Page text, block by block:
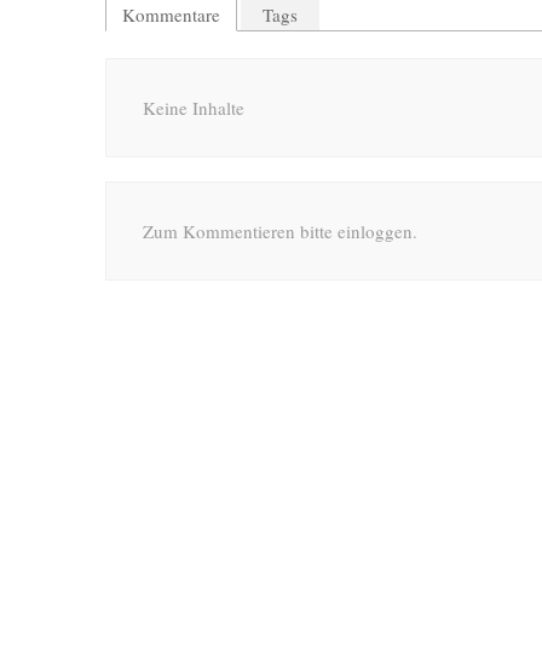
Kommentare Tags
Keine Inhalte
Zum Kommentieren bitte einloggen.